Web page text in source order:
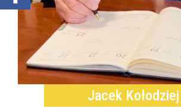
Jacek Kołodziej